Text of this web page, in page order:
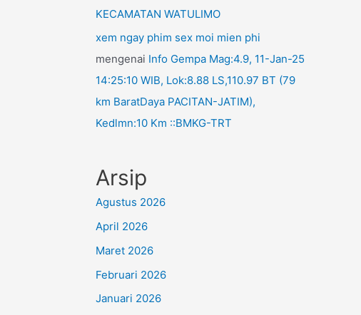
KECAMATAN WATULIMO
xem ngay phim sex moi mien phi
mengenai Info Gempa Mag:4.9, 11-Jan-25
14:25:10 WIB, Lok:8.88 LS,110.97 BT (79
km BaratDaya PACITAN-JATIM),
Kedlmn:10 Km ::BMKG-TRT
Arsip
Agustus 2026
April 2026
Maret 2026
Februari 2026
Januari 2026